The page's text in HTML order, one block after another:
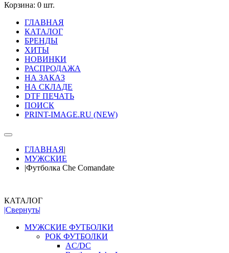
Корзина: 0 шт.
ГЛАВНАЯ
КАТАЛОГ
БРЕНДЫ
ХИТЫ
НОВИНКИ
РАСПРОДАЖА
НА ЗАКАЗ
НА СКЛАДЕ
DTF ПЕЧАТЬ
ПОИСК
PRINT-IMAGE.RU (NEW)
ГЛАВНАЯ|
МУЖСКИЕ
|Футболка Сhe Comandate
КАТАЛОГ
|Свернуть|
МУЖСКИЕ ФУТБОЛКИ
РОК ФУТБОЛКИ
AC/DC